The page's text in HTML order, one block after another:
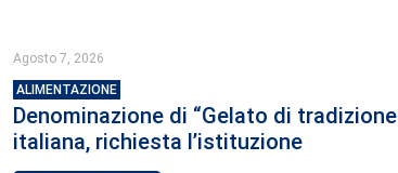
Agosto 7, 2026
ALIMENTAZIONE
Denominazione di “Gelato di tradizione
italiana, richiesta l’istituzione